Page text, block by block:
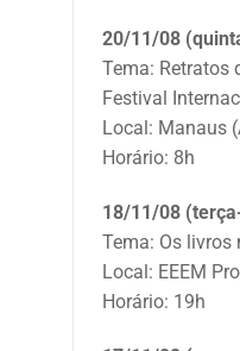
20/11/08
Tema: Retratos
Festival
Local: Manaus
Horário: 8h
18/11/08
Tema: Os
Local: EEEM
Horário: 19h